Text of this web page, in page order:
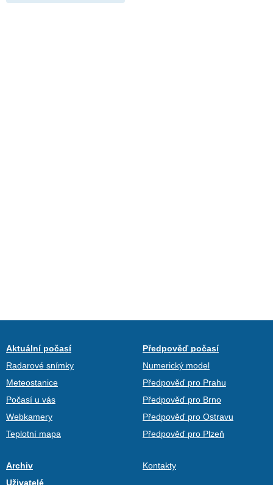
Aktuální počasí
Radarové snímky
Meteostanice
Počasí u vás
Webkamery
Teplotní mapa
Předpověď počasí
Numerický model
Předpověď pro Prahu
Předpověď pro Brno
Předpověď pro Ostravu
Předpověď pro Plzeň
Archiv
Uživatelé
Kontakty